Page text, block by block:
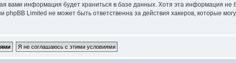
вами информация будет храниться в базе данных. Хотя эта информация не
Limited не может быть ответственна за действия хакеров, которые